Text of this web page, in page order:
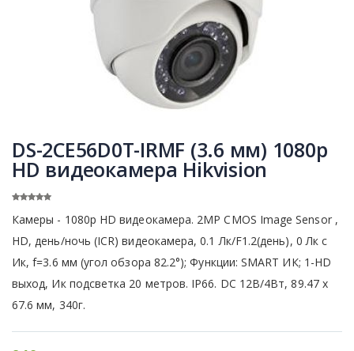
DS-2CE56D0T-IRMF (3.6 мм) 1080p
HD видеокамера Hikvision
Камеры - 1080p HD видеокамера. 2MP CMOS Image Sensor ,
HD, день/ночь (ICR) видеокамера, 0.1 Лк/F1.2(день), 0 Лк c
Ик, f=3.6 мм (угол обзора 82.2°); Функции: SMART ИК; 1-HD
выход, Ик подсветка 20 метров. IP66. DC 12В/4Вт, 89.47 х
67.6 мм, 340г.